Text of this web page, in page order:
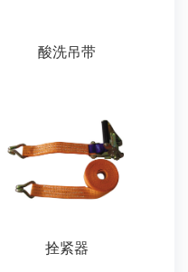
酸洗吊带
拴紧器